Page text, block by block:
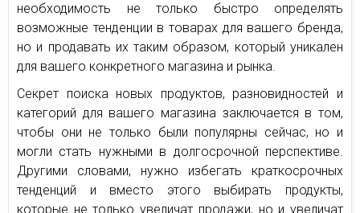
необходимость не только быстро определять
возможные тенденции в товарах для вашего бренда,
но и продавать их таким образом, который уникален
для вашего конкретного магазина и рынка.
Секрет поиска новых продуктов, разновидностей и
категорий для вашего магазина заключается в том,
чтобы они не только были популярны сейчас, но и
могли стать нужными в долгосрочной перспективе.
Другими словами, нужно избегать краткосрочных
тенденций и вместо этого выбирать продукты,
которые не только увеличат продажи, но и увеличат